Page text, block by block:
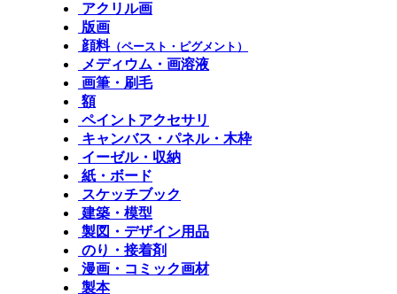
アクリル画
版画
顔料（ペースト・ピグメント）
メディウム・画溶液
画筆・刷毛
額
ペイントアクセサリ
キャンバス・パネル・木枠
イーゼル・収納
紙・ボード
スケッチブック
建築・模型
製図・デザイン用品
のり・接着剤
漫画・コミック画材
製本